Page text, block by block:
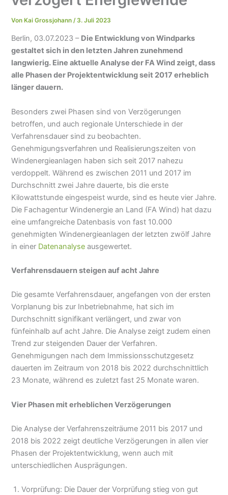
VonKai Grossjohann / 3. Juli 2023
Berlin, 03.07.2023 – Die Entwicklung von Windparks
gestaltet sich in den letzten Jahren zunehmend
langwierig. Eine aktuelle Analyse der FA Wind zeigt, dass
alle Phasen der Projektentwicklung seit 2017 erheblich
länger dauern.
Besonders zwei Phasen sind von Verzögerungen
betroffen, und auch regionale Unterschiede in der
Verfahrensdauer sind zu beobachten.
Genehmigungsverfahren und Realisierungszeiten von
Windenergieanlagen haben sich seit 2017 nahezu
verdoppelt. Während es zwischen 2011 und 2017 im
Durchschnitt zwei Jahre dauerte, bis die erste
Kilowattstunde eingespeist wurde, sind es heute vier Jahre.
Die Fachagentur Windenergie an Land (FA Wind) hat dazu
eine umfangreiche Datenbasis von fast 10.000
genehmigten Windenergieanlagen der letzten zwölf Jahre
in einer Datenanalyse ausgewertet.
Verfahrensdauern steigen auf acht Jahre
Die gesamte Verfahrensdauer, angefangen von der ersten
Vorplanung bis zur Inbetriebnahme, hat sich im
Durchschnitt signifikant verlängert, und zwar von
fünfeinhalb auf acht Jahre. Die Analyse zeigt zudem einen
Trend zur steigenden Dauer der Verfahren.
Genehmigungen nach dem Immissionsschutzgesetz
dauerten im Zeitraum von 2018 bis 2022 durchschnittlich
23 Monate, während es zuletzt fast 25 Monate waren.
Vier Phasen mit erheblichen Verzögerungen
Die Analyse der Verfahrenszeiträume 2011 bis 2017 und
2018 bis 2022 zeigt deutliche Verzögerungen in allen vier
Phasen der Projektentwicklung, wenn auch mit
unterschiedlichen Ausprägungen.
Vorprüfung: Die Dauer der Vorprüfung stieg von gut